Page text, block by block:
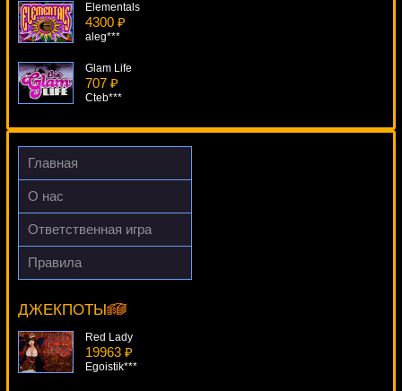
Elementals
4300 ₽
aleg***
Glam Life
707 ₽
Cteb***
Plenty On Twenty
3062 ₽
Egoistik***
Главная
О нас
Ответственная игра
Правила
ДЖЕКПОТЫ
T-Rex
Gamer***
Red Lady
19963 ₽
Egoistik***